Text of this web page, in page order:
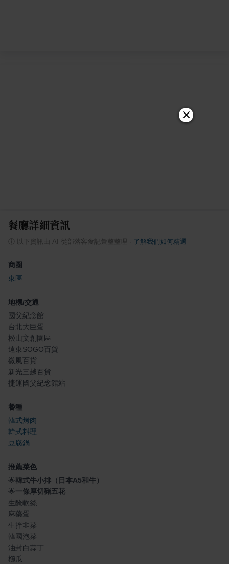
餐廳詳細資訊
以下資訊由 AI 從部落客食記彙整整理 了解我們如何精選
商圈
東區
地標/交通
國父紀念館
台北大巨蛋
松山文創園區
遠東SOGO百貨
微風百貨
新光三越百貨
捷運國父紀念館站
餐種
韓式烤肉
韓式料理
豆腐鍋
推薦菜色
🌟韓式牛小排（日本A5和牛）
🌟一條厚切豬五花
生醃軟絲
麻藥蛋
生拌韭菜
韓國泡菜
油封白蒜丁
櫛瓜